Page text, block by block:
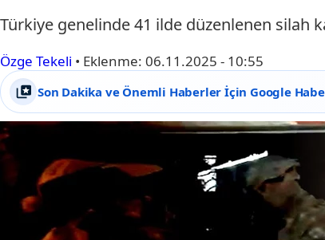
Türkiye genelinde 41 ilde düzenlenen silah
Özge Tekeli • Eklenme: 06.11.2025 - 10:55
Son Dakika ve Önemli Haberler İçin Google